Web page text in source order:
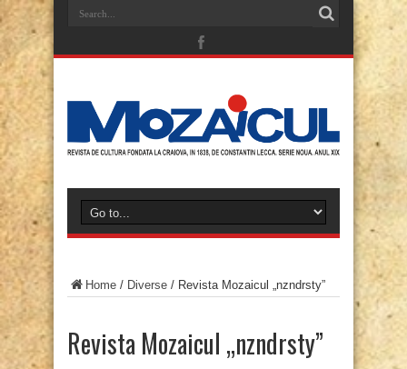
Home / Diverse / Revista Mozaicul „nzndrsty”
Revista Mozaicul „nzndrsty”